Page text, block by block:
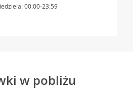
00:00-23:59
w pobliżu